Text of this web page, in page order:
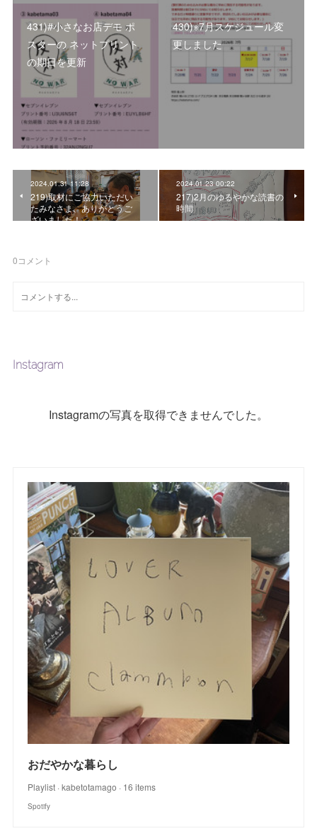
431)#小さなお店デモ ポ
スターの ネットプリント
の期日を更新
430)※7月スケジュール変
更しました
2024.01.31 11:28
219)取材にご協力いただい
たみなさま、ありがとうご
ざいました！
2024.01.23 00:22
217)2月のゆるやかな読書の
時間
0コメント
Instagram
Instagramの写真を取得できませんでした。
おだやかな暮らし
Playlist · kabetotamago · 16 items
Spotify